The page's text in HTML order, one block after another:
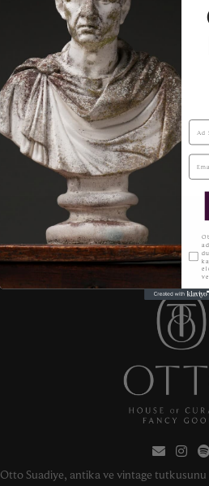
Otto Suadiye, antika ve vintage tutkusunu
Ad
Email
KVKK